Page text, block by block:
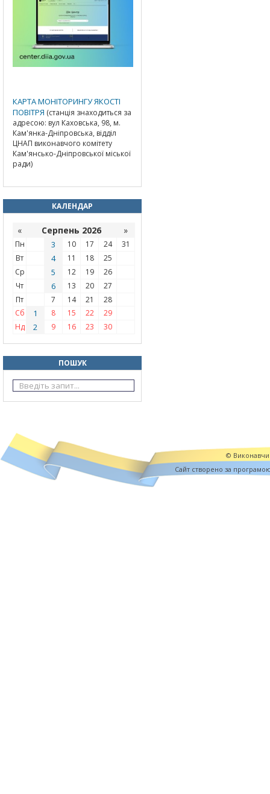
КАРТА МОНІТОРИНГУ ЯКОСТІ
ПОВІТРЯ (станція знаходиться за
адресою: вул Каховська, 98, м.
Кам'янка-Дніпровська, відділ
ЦНАП виконавчого комітету
Кам'янсько-Дніпровської міської
ради)
КАЛЕНДАР
« Серпень 2026 »
Пн 3 10 17 24
31
Вт
4 11 18
25
Ср
5 12 19
26
Чт
6 13 20
27
Пт
7 14 21
28
Сб
1 8 15 22
29
Нд
2 9 16 23 30
ПОШУК
©
Cайт створено за